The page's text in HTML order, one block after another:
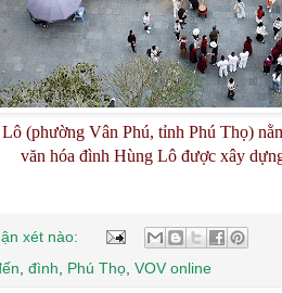
(phường Vân Phú, tỉnh Phú Thọ)
văn hóa đình Hùng Lô được xây
xét nào:
đình Phú Thọ VOV online